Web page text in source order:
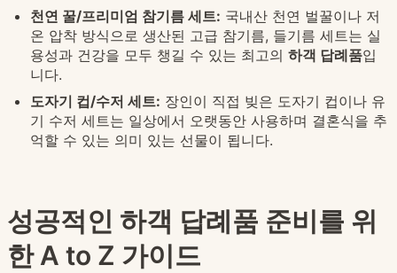
천연 꿀/프리미엄 참기름 세트: 국내산 천연 벌꿀이나 저
온 압착 방식으로 생산된 고급 참기름, 들기름 세트는 실
용성과 건강을 모두 챙길 수 있는 최고의 하객 답례품입
니다.
도자기 컵/수저 세트: 장인이 직접 빚은 도자기 컵이나 유
기 수저 세트는 일상에서 오랫동안 사용하며 결혼식을 추
억할 수 있는 의미 있는 선물이 됩니다.
성공적인 하객 답례품 준비를 위
한 A to Z 가이드